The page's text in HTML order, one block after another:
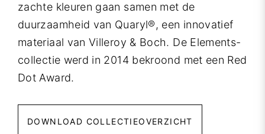
zachte kleuren gaan samen met de
duurzaamheid van Quaryl®, een innovatief
materiaal van Villeroy & Boch. De Elements-
collectie werd in 2014 bekroond met een Red
Dot Award.
DOWNLOAD COLLECTIEOVERZICHT